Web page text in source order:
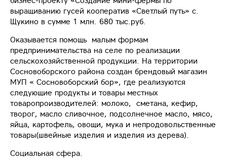
выращиванию гусей кооператив «Светлый путь» с.
Щукино в сумме 1 млн. 680 тыс.руб.
Оказывается помощь малым формам
предпринимательства на селе по реализации
сельскохозяйственной продукции. На территории
Сосновоборского района создан брендовый магазин
МУП « Сосновоборский бор», где реализуются
следующие продукты и товары местных
товаропроизводителей: молоко, сметана, кефир,
творог, масло сливочное, подсолнечное масло, мясо,
яйца, картофель, овощи, мука и непродовольственные
товары(швейные изделия и изделия из дерева).
Социальная сфера.